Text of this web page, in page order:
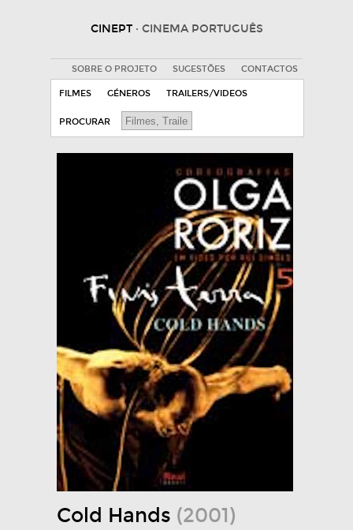
CINEPT · CINEMA PORTUGUÊS
SOBRE O PROJETO SUGESTÕES CONTACTOS
FILMES GÉNEROS TRAILERS/VIDEOS
PROCURAR
Cold Hands (2001)